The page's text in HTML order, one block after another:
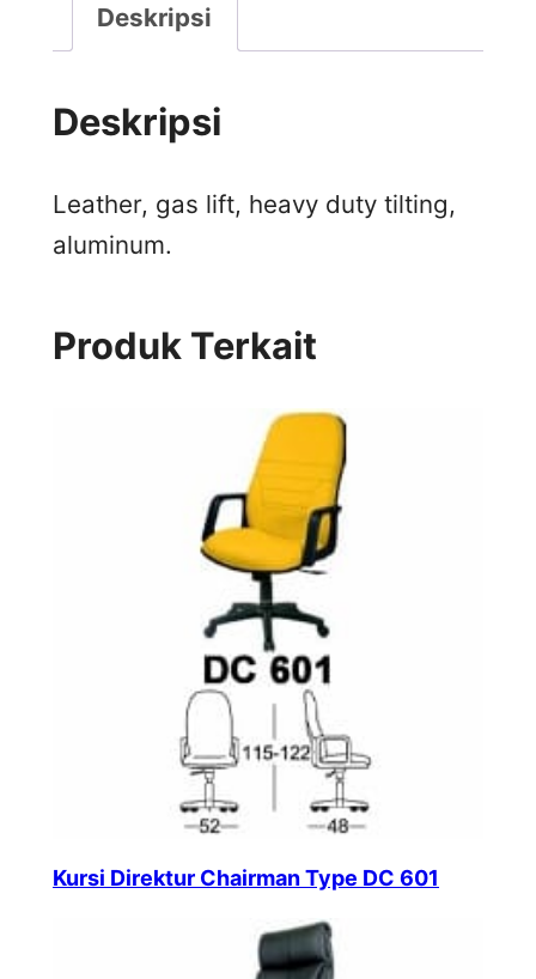
Deskripsi
Deskripsi
Leather, gas lift, heavy duty tilting,
aluminum.
Produk Terkait
Kursi Direktur Chairman Type DC 601